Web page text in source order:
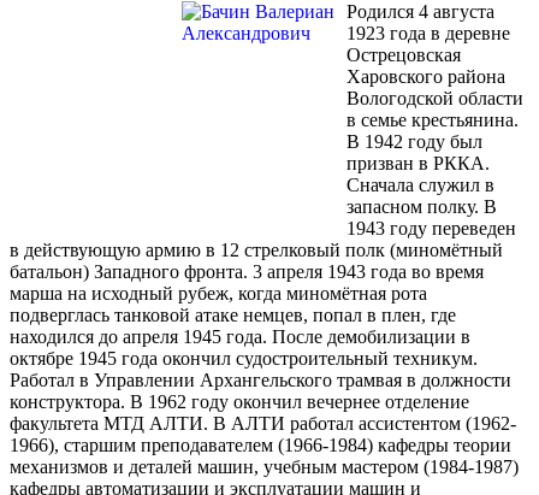
Родился 4 августа
1923 года в деревне
Острецовская
Харовского района
Вологодской области
в семье крестьянина.
В 1942 году был
призван в РККА.
Сначала служил в
запасном полку. В
1943 году переведен
в действующую армию в 12 стрелковый полк (миномётный
батальон) Западного фронта. 3 апреля 1943 года во время
марша на исходный рубеж, когда миномётная рота
подверглась танковой атаке немцев, попал в плен, где
находился до апреля 1945 года. После демобилизации в
октябре 1945 года окончил судостроительный техникум.
Работал в Управлении Архангельского трамвая в должности
конструктора. В 1962 году окончил вечернее отделение
факультета МТД АЛТИ. В АЛТИ работал ассистентом (1962-
1966), старшим преподавателем (1966-1984) кафедры теории
механизмов и деталей машин, учебным мастером (1984-1987)
кафедры автоматизации и эксплуатации машин и